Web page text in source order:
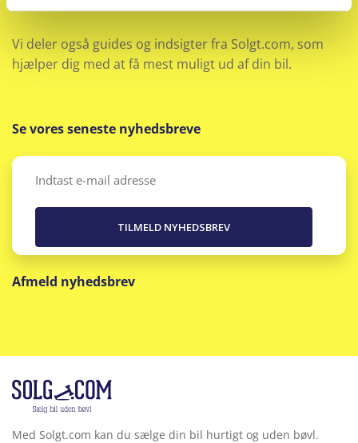
markedet.
Vi deler også guides og indsigter fra Solgt.com, som
hjælper dig med at få mest muligt ud af din bil.
Se vores seneste nyhedsbreve
Email
Afmeld nyhedsbrev
Med Solgt.com kan du sælge din bil hurtigt og uden bøvl.